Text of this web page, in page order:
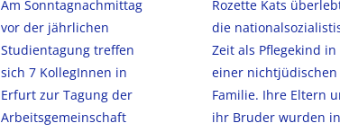
Am Sonntagnachmittag
vor der jährlichen
Studientagung treffen
sich 7 KollegInnen in
Erfurt zur Tagung der
Arbeitsgemeinschaft
Rozette Kats
die
Zeit als Pflegekind in
einer nichtjüdischen
Familie. Ihre Eltern
ihr Bruder wurden in